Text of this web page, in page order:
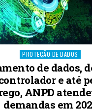
Posted
PROTEÇÃO DE DADOS
de dados,
e até
ANPD
demandas em